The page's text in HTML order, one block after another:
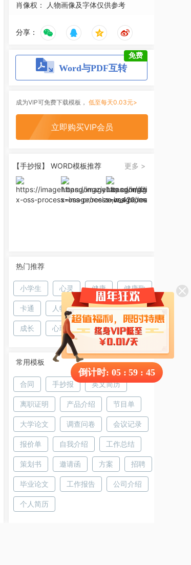
肖像权： 人物画像及字体仅供参考
分享：
Word与PDF互转
免费
成为VIP可免费下载模板， 低至每天0.03元>
立即购买VIP会员
【手抄报】 WORD模板推荐 更多 >
热门推荐
小学生 心灵 健康 健康歌
卡通 人物 自信 微笑
成长 心理健康小报
常用模板
合同 手抄报 英文简历
离职证明 产品介绍 节目单
大学论文 调查问卷 会议记录
报价单 自我介绍 工作总结
策划书 邀请函 方案 招聘
毕业论文 工作报告 公司介绍
个人简历
倒计时: 05 : 59 : 44